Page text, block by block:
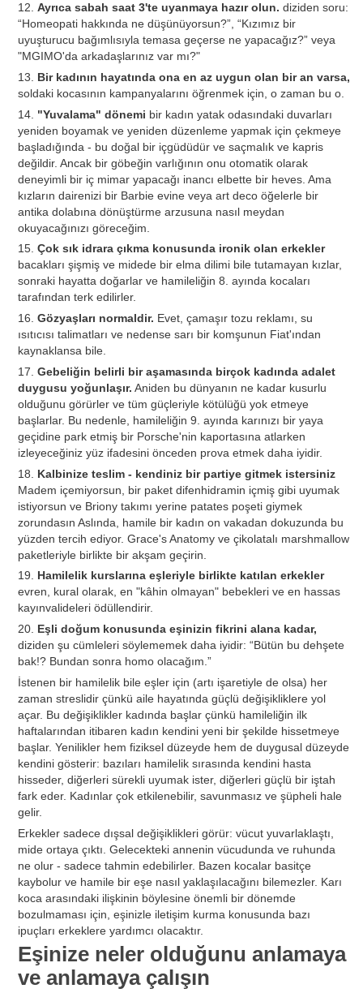
12. Ayrıca sabah saat 3'te uyanmaya hazır olun. diziden soru:
“Homeopati hakkında ne düşünüyorsun?”, “Kızımız bir
uyuşturucu bağımlısıyla temasa geçerse ne yapacağız?” veya
"MGIMO'da arkadaşlarınız var mı?"
13. Bir kadının hayatında ona en az uygun olan bir an varsa,
soldaki kocasının kampanyalarını öğrenmek için, o zaman bu o.
14. "Yuvalama" dönemi bir kadın yatak odasındaki duvarları
yeniden boyamak ve yeniden düzenleme yapmak için çekmeye
başladığında - bu doğal bir içgüdüdür ve saçmalık ve kapris
değildir. Ancak bir göbeğin varlığının onu otomatik olarak
deneyimli bir iç mimar yapacağı inancı elbette bir heves. Ama
kızların dairenizi bir Barbie evine veya art deco öğelerle bir
antika dolabına dönüştürme arzusuna nasıl meydan
okuyacağınızı göreceğim.
15. Çok sık idrara çıkma konusunda ironik olan erkekler
bacakları şişmiş ve midede bir elma dilimi bile tutamayan kızlar,
sonraki hayatta doğarlar ve hamileliğin 8. ayında kocaları
tarafından terk edilirler.
16. Gözyaşları normaldir. Evet, çamaşır tozu reklamı, su
ısıtıcısı talimatları ve nedense sarı bir komşunun Fiat'ından
kaynaklansa bile.
17. Gebeliğin belirli bir aşamasında birçok kadında adalet
duygusu yoğunlaşır. Aniden bu dünyanın ne kadar kusurlu
olduğunu görürler ve tüm güçleriyle kötülüğü yok etmeye
başlarlar. Bu nedenle, hamileliğin 9. ayında karınızı bir yaya
geçidine park etmiş bir Porsche'nin kaportasına atlarken
izleyeceğiniz yüz ifadesini önceden prova etmek daha iyidir.
18. Kalbinize teslim - kendiniz bir partiye gitmek istersiniz
Madem içemiyorsun, bir paket difenhidramin içmiş gibi uyumak
istiyorsun ve Briony takımı yerine patates poşeti giymek
zorundasın Aslında, hamile bir kadın on vakadan dokuzunda bu
yüzden tercih ediyor. Grace's Anatomy ve çikolatalı marshmallow
paketleriyle birlikte bir akşam geçirin.
19. Hamilelik kurslarına eşleriyle birlikte katılan erkekler
evren, kural olarak, en "kâhin olmayan" bebekleri ve en hassas
kayınvalideleri ödüllendirir.
20. Eşli doğum konusunda eşinizin fikrini alana kadar,
diziden şu cümleleri söylememek daha iyidir: “Bütün bu dehşete
bak!? Bundan sonra homo olacağım.”
İstenen bir hamilelik bile eşler için (artı işaretiyle de olsa) her
zaman streslidir çünkü aile hayatında güçlü değişikliklere yol
açar. Bu değişiklikler kadında başlar çünkü hamileliğin ilk
haftalarından itibaren kadın kendini yeni bir şekilde hissetmeye
başlar. Yenilikler hem fiziksel düzeyde hem de duygusal düzeyde
kendini gösterir: bazıları hamilelik sırasında kendini hasta
hisseder, diğerleri sürekli uyumak ister, diğerleri güçlü bir iştah
fark eder. Kadınlar çok etkilenebilir, savunmasız ve şüpheli hale
gelir.
Erkekler sadece dışsal değişiklikleri görür: vücut yuvarlaklaştı,
mide ortaya çıktı. Gelecekteki annenin vücudunda ve ruhunda
ne olur - sadece tahmin edebilirler. Bazen kocalar basitçe
kaybolur ve hamile bir eşe nasıl yaklaşılacağını bilemezler. Karı
koca arasındaki ilişkinin böylesine önemli bir dönemde
bozulmaması için, eşinizle iletişim kurma konusunda bazı
ipuçları erkeklere yardımcı olacaktır.
Eşinize neler olduğunu anlamaya
ve anlamaya çalışın